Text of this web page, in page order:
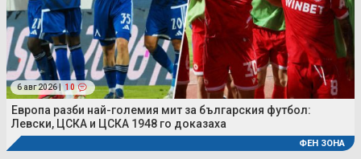
6 авг 2026 | 10
Европа разби най-големия мит за българския футбол:
Левски, ЦСКА и ЦСКА 1948 го доказаха
ФЕН ЗОНА